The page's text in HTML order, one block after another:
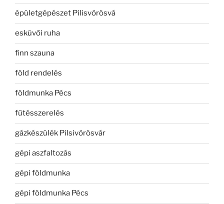
épületgépészet Pilisvörösvá
esküvői ruha
finn szauna
föld rendelés
földmunka Pécs
fűtésszerelés
gázkészülék Pilsivörösvár
gépi aszfaltozás
gépi földmunka
gépi földmunka Pécs